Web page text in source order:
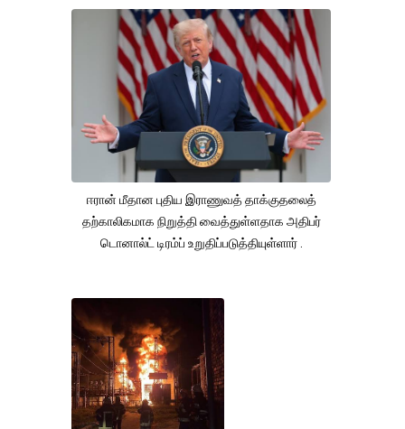
ஈரான் மீதான புதிய இராணுவத் தாக்குதலைத்
தற்காலிகமாக நிறுத்தி வைத்துள்ளதாக அதிபர்
டொனால்ட் டிரம்ப் உறுதிப்படுத்தியுள்ளார் .